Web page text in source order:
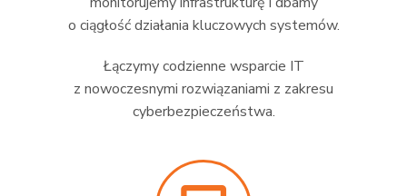
o ciągłość działania kluczowych systemów.
Łączymy codzienne wsparcie IT
z nowoczesnymi rozwiązaniami z zakresu
cyberbezpieczeństwa.